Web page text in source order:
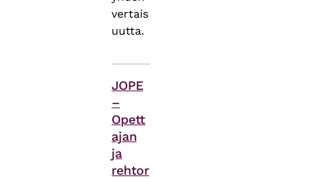
vertais
uutta.
JOPE
–
Opett
ajan
ja
rehtor